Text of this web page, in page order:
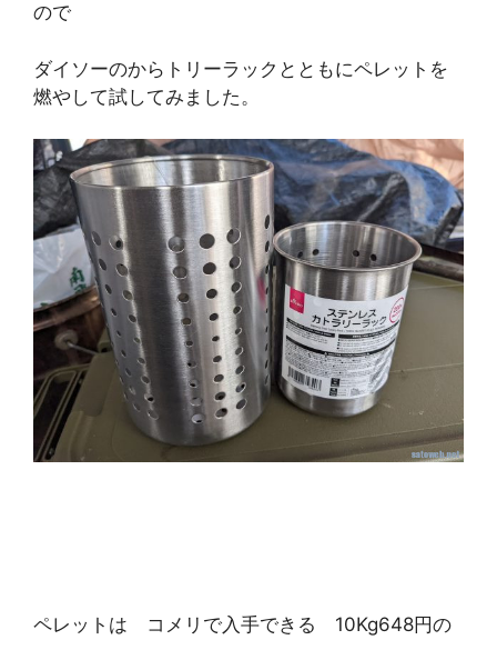
ので
ダイソーのからトリーラックとともにペレットを
燃やして試してみました。
ペレットは コメリで入手できる 10Kg648円の